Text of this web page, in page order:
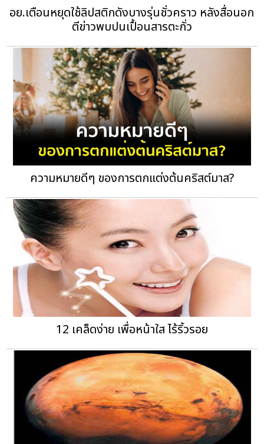
อย.เตือนหยุดใช้ลิปสติกดังบางรุ่นชั่วคราว หลังสื่อนอก
ตีข่าวพบปนเปื้อนสารตะกั่ว
ความหมายดีๆ ของการตกแต่งต้นคริสต์มาส?
12 เคล็ดง่าย เพื่อหน้าใส ไร้ริ้วรอย